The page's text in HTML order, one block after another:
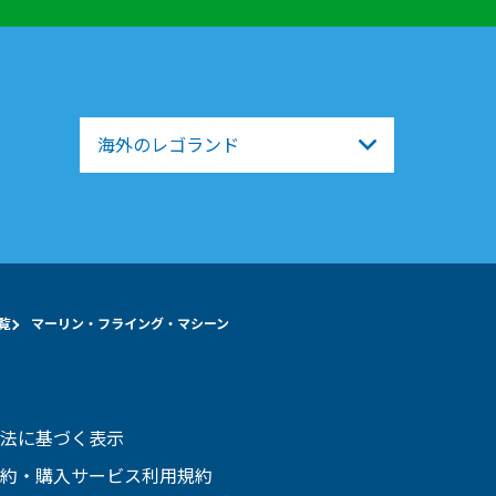
海外のレゴランド
マーリン・フライング・マシーン
に基づく表示
・購入サービス利用規約